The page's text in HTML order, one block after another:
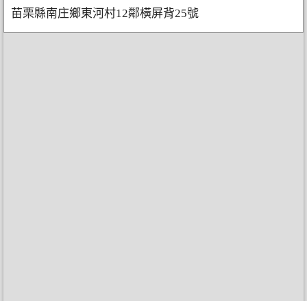
苗栗縣南庄鄉東河村12鄰橫屏背25號